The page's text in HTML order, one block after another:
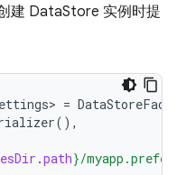
建 DataStore 实例时提
=
(),
.path}/